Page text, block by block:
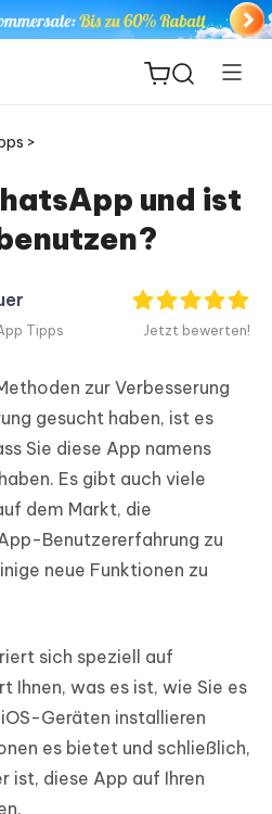
>
und ist
Tipps Jetzt bewerten!
zur Verbesserung
gesucht haben, ist es
Sie diese App namens
Es gibt auch viele
dem Markt, die
Benutzererfahrung zu
neue Funktionen zu
sich speziell auf
Ihnen, was es ist, wie Sie es
Geräten installieren
es bietet und schließlich,
ist, diese App auf Ihren